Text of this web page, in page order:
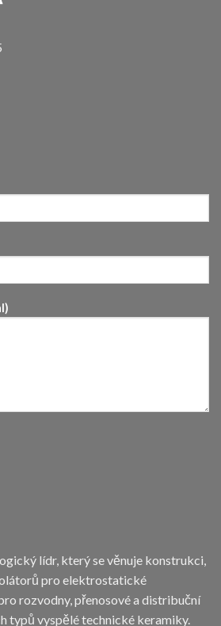
lídr, který se věnuje konstrukci,
pro elektrostatické
rozvodny, přenosové a distribuční
typů vyspělé technické keramiky.